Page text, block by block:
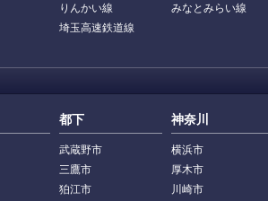
りんかい線
みなとみらい線
埼玉高速鉄道線
都下
武蔵野市
三鷹市
狛江市
神奈川
横浜市
厚木市
川崎市